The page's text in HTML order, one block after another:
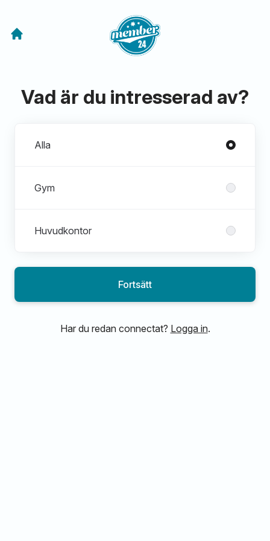
Vad är du intresserad av?
Alla
Gym
Huvudkontor
Fortsätt
Har du redan connectat? Logga in.